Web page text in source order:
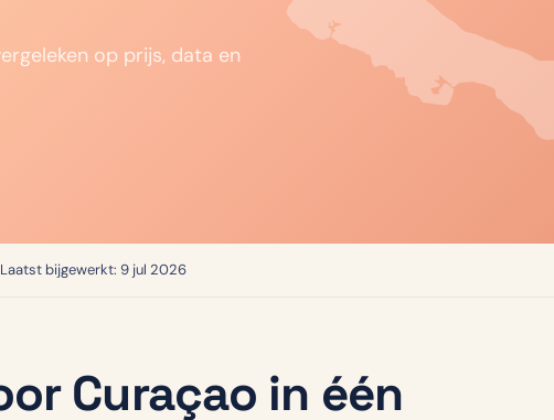
op prijs, data en
Laatst bijgewerkt: 9 jul 2026
Curaçao in één